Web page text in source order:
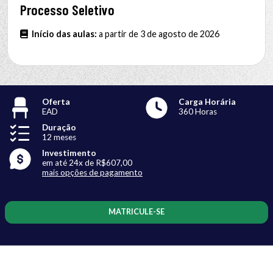
Processo Seletivo
Início das aulas: a partir de 3 de agosto de 2026
Oferta
EAD
Carga Horária
360 Horas
Duração
12 meses
Investimento
em até 24x de R$607,00
mais opções de pagamento
MATRICULE-SE